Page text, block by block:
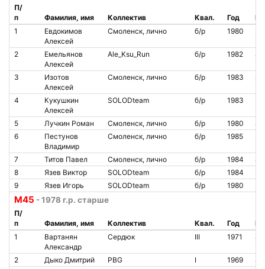
П/
п
Фамилия, имя Коллектив Квал. Год
№
1
Евдокимов
Алексей
Смоленск, лично б/р 1980
2
Емельянов
Алексей
Ale_Ksu_Run б/р 1982
3
Изотов
Алексей
Смоленск, лично б/р 1983
4
Кукушкин
Алексей
SOLODteam б/р 1983
5 Лучкин Роман Смоленск, лично б/р 1980
6
Пестунов
Владимир
Смоленск, лично б/р 1985
7 Титов Павел Смоленск, лично б/р 1984
8
Язев Виктор SOLODteam б/р
1984
9
Язев Игорь SOLODteam б/р 1980
М45 - 1978 г.р. старше
П/
п
Фамилия, имя Коллектив Квал. Год
№
1
Вартанян
Александр
Сердюк III 1971
2 Дыко Дмитрий PBG I 1969